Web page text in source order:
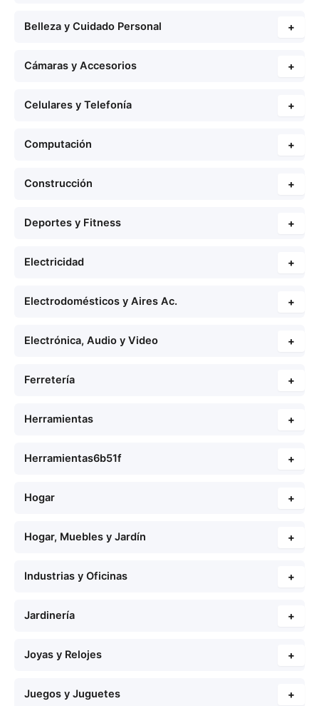
Belleza y Cuidado Personal +
Cámaras y Accesorios +
Celulares y Telefonía +
Computación +
Construcción +
Deportes y Fitness +
Electricidad +
Electrodomésticos y Aires Ac. +
Electrónica, Audio y Video +
Ferretería +
Herramientas +
Herramientas6b51f +
Hogar +
Hogar, Muebles y Jardín +
Industrias y Oficinas +
Jardinería +
Joyas y Relojes +
Juegos y Juguetes +